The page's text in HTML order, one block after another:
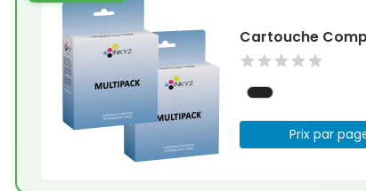
Cartouche
Prix par